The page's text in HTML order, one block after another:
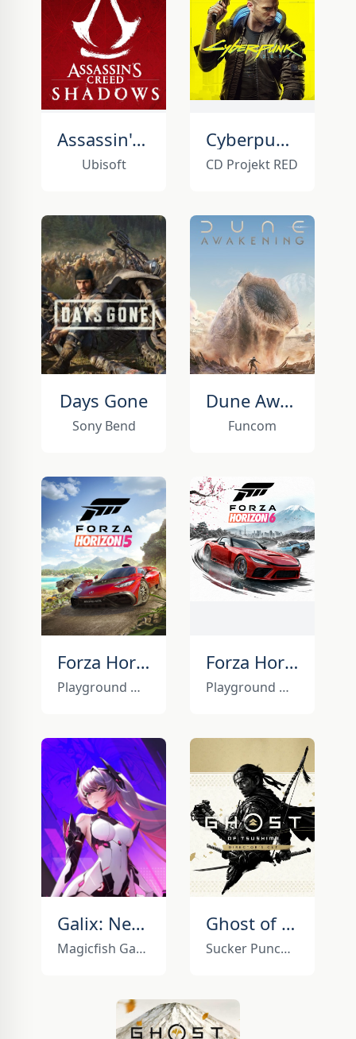
Assassin's Creed Shadows
Ubisoft
Cyberpunk 2077
CD Projekt RED
Days Gone
Sony Bend
Dune Awakening
Funcom
Forza Horizon 5
Playground Games
Forza Horizon 6
Playground Games
Galix: New Horizons
Magicfish Games
Ghost of Tsushima: Director's Cut
Sucker Punch Games